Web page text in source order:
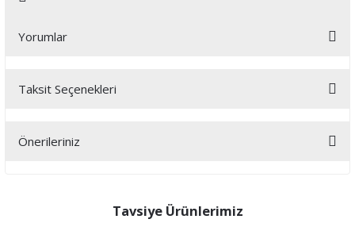
Yorumlar
Bu ürüne ilk yorumu siz yapın!
Taksit Seçenekleri
Önerileriniz
tarafımıza iletebilirsiniz.
Görüş ve önerileriniz için teşekkür ederiz.
Tavsiye Ürünlerimiz